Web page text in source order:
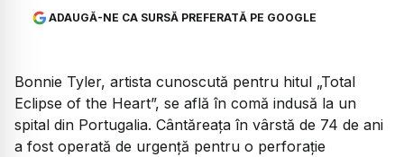
ADAUGĂ-NE CA SURSĂ PREFERATĂ PE GOOGLE
Bonnie Tyler, artista cunoscută pentru hitul „Total
Eclipse of the Heart”, se află în comă indusă la un
spital din Portugalia. Cântăreața în vârstă de 74 de ani
a fost operată de urgență pentru o perforație